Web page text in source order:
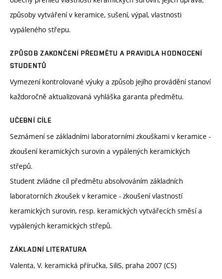
způsoby vytváření v keramice, sušení, výpal, vlastnosti
vypáleného střepu.
ZPŮSOB ZAKONČENÍ PŘEDMĚTU A PRAVIDLA HODNOCENÍ
STUDENTŮ
Vymezení kontrolované výuky a způsob jejího provádění stanoví
každoročně aktualizovaná vyhláška garanta předmětu.
UČEBNÍ CÍLE
Seznámení se základními laboratorními zkouškami v keramice -
zkoušení keramických surovin a vypálených keramických
střepů.
Student zvládne cíl předmětu absolvováním základních
laboratorních zkoušek v keramice - zkoušení vlastností
keramických surovin, resp. keramických vytvářecích směsí a
vypálených keramických střepů.
ZÁKLADNÍ LITERATURA
Valenta, V. keramická příručka, SiliS, praha 2007 (CS)